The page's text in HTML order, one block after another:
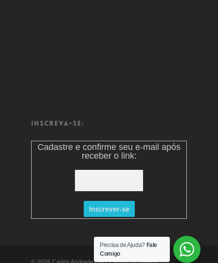
Inscreva-se:
Cadastre e confirme seu e-mail após
receber o link:
Precisa de Ajuda? Fale
Comigo